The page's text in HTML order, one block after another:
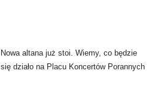
Nowa altana już stoi. Wiemy, co będzie
się działo na Placu Koncertów Porannych